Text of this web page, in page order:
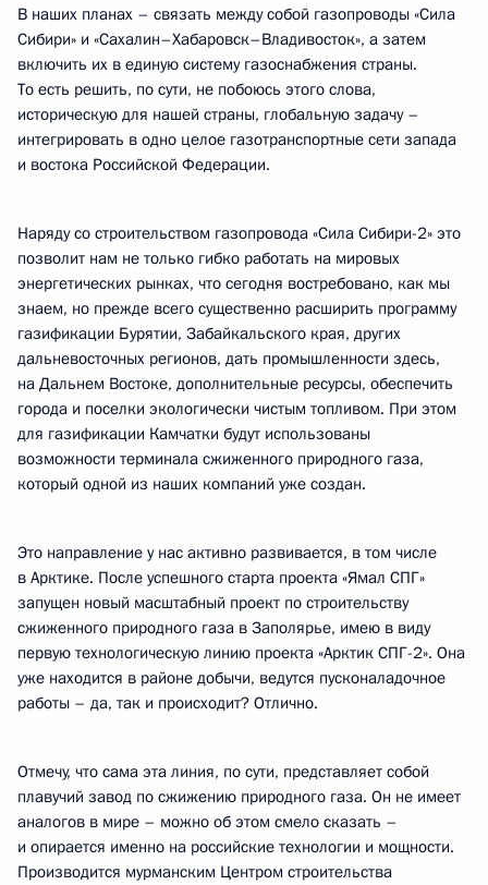
В наших планах – связать между собой газопроводы «Сила
Сибири» и «Сахалин–Хабаровск–Владивосток», а затем
включить их в единую систему газоснабжения страны.
То есть решить, по сути, не побоюсь этого слова,
историческую для нашей страны, глобальную задачу –
интегрировать в одно целое газотранспортные сети запада
и востока Российской Федерации.
Наряду со строительством газопровода «Сила Сибири-2» это
позволит нам не только гибко работать на мировых
энергетических рынках, что сегодня востребовано, как мы
знаем, но прежде всего существенно расширить программу
газификации Бурятии, Забайкальского края, других
дальневосточных регионов, дать промышленности здесь,
на Дальнем Востоке, дополнительные ресурсы, обеспечить
города и поселки экологически чистым топливом. При этом
для газификации Камчатки будут использованы
возможности терминала сжиженного природного газа,
который одной из наших компаний уже создан.
Это направление у нас активно развивается, в том числе
в Арктике. После успешного старта проекта «Ямал СПГ»
запущен новый масштабный проект по строительству
сжиженного природного газа в Заполярье, имею в виду
первую технологическую линию проекта «Арктик СПГ-2». Она
уже находится в районе добычи, ведутся пусконаладочное
работы – да, так и происходит? Отлично.
Отмечу, что сама эта линия, по сути, представляет собой
плавучий завод по сжижению природного газа. Он не имеет
аналогов в мире – можно об этом смело сказать –
и опирается именно на российские технологии и мощности.
Производится мурманским Центром строительства